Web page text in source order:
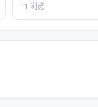
smooth; } body {
11 浏览